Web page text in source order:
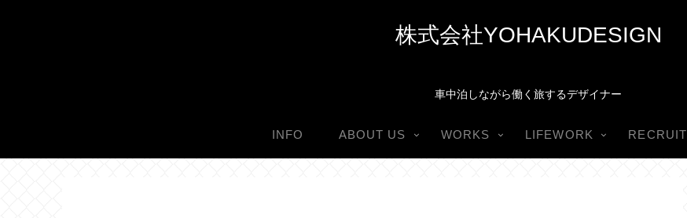
株式会社YOHAKUDESIGN
車中泊しながら働く旅するデザイナー
INFO ABOUT US WORKS LIFEWORK RECRUIT